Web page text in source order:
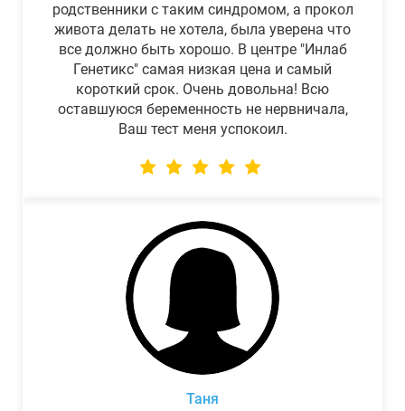
родственники с таким синдромом, а прокол
живота делать не хотела, была уверена что
все должно быть хорошо. В центре "Инлаб
Генетикс" самая низкая цена и самый
короткий срок. Очень довольна! Всю
оставшуюся беременность не нервничала,
Ваш тест меня успокоил.
Таня